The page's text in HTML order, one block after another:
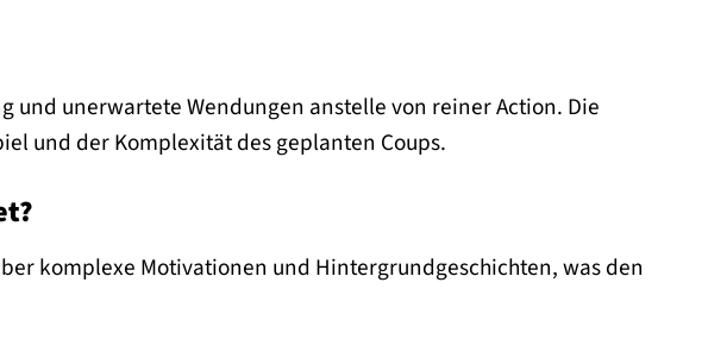
und unerwartete Wendungen anstelle von reiner Action. Die
und der Komplexität des geplanten Coups.
komplexe Motivationen und Hintergrundgeschichten, was den